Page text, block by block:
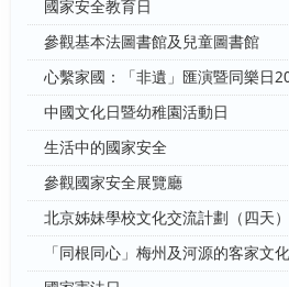
國家安全教育日
參觀基本法圖書館及兒童圖書館
心繫家國：「非遺」匯演暨同樂日
中國文化日暨幼稚園活動日
生活中的國家安全
參觀國家安全展覽廳
北京姊妹學校文化交流計劃（四天）
「同根同心」梅州及河源的客家文